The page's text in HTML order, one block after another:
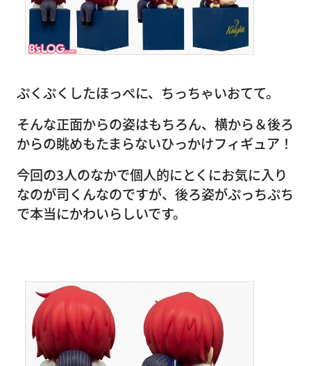
ぷくぷくしたほっぺに、ちっちゃいおてて。
そんな正面からの姿はもちろん、横から＆後ろ
からの眺めもたまらないひっかけフィギュア！
今回の3人のなかで個人的にとくにお気に入り
なのが司くんなのですが、後ろ姿がぷっちぷち
で本当にかわいらしいです。